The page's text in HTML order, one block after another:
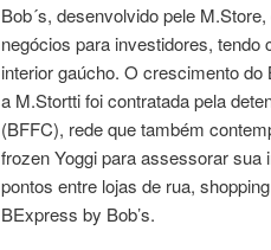
Bob´s, desenvolvido pele
negócios para investidores,
interior gaúcho. O crescimento do
a M.Stortti foi contratada pela
(BFFC), rede que também
frozen Yoggi para assessorar sua
pontos entre lojas de rua,
BExpress by Bob’s.